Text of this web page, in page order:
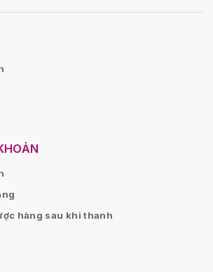
hàng sau khi thanh